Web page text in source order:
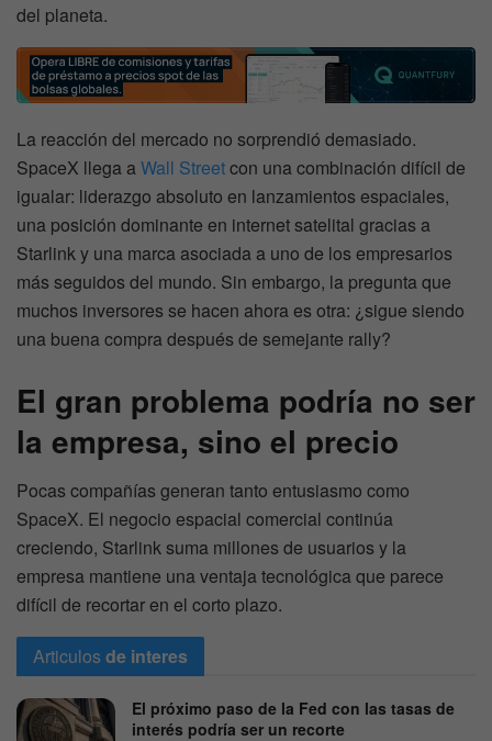
del planeta.
La reacción del mercado no sorprendió demasiado.
SpaceX llega aWall Streetcon una combinación difícil de
igualar: liderazgo absoluto en lanzamientos espaciales,
una posición dominante en internet satelital gracias a
Starlink y una marca asociada a uno de los empresarios
más seguidos del mundo. Sin embargo, la pregunta que
muchos inversores se hacen ahora es otra: ¿sigue siendo
una buena compra después de semejante rally?
El gran problema podría no ser
la empresa, sino el precio
Pocas compañías generan tanto entusiasmo como
SpaceX. El negocio espacial comercial continúa
creciendo, Starlink suma millones de usuarios y la
empresa mantiene una ventaja tecnológica que parece
difícil de recortar en el corto plazo.
Articulosde interes
El próximo paso de la Fed con las tasas de
interés podría ser un recorte